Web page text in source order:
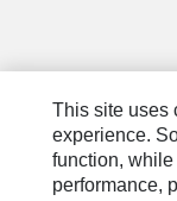
This site uses
experience.
function,
performance,